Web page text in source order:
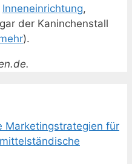
Inneneinrichtung,
der Kaninchenstall
).
Marketingstrategien für